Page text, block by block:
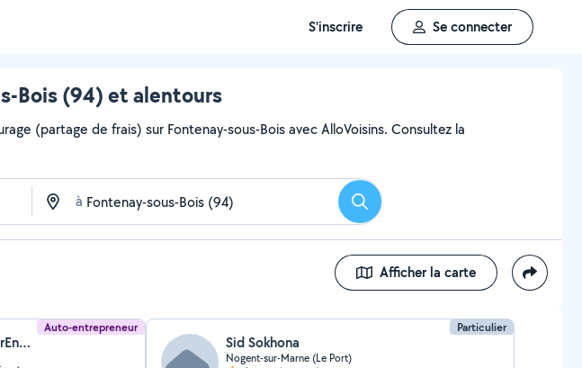
S'inscrire Se connecter
Bois (94) et alentours
(partage de frais) sur Fontenay-sous-Bois avec AlloVoisins. Consultez la
à Rechercher
Afficher la carte
Auto-entrepreneur
Thomas Correia (ComprEnsemble)
Particulier
Sid Sokhona
Nogent-sur-Marne (Le Port)